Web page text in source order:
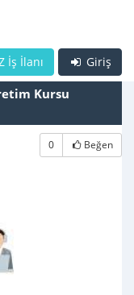
Giriş
İş İlanı
Kursu
0 Beğen